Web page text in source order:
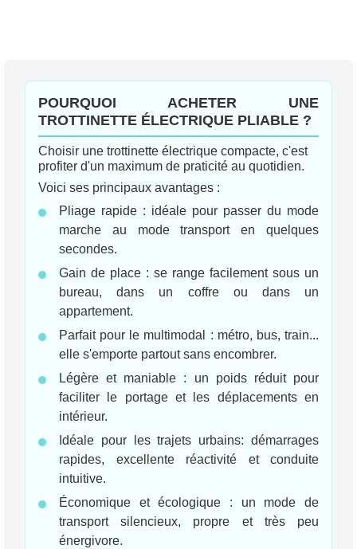
POURQUOI ACHETER UNE
TROTTINETTE ÉLECTRIQUE PLIABLE ?
Choisir une trottinette électrique compacte, c'est
profiter d'un maximum de praticité au quotidien.
Voici ses principaux avantages :
Pliage rapide : idéale pour passer du mode
marche au mode transport en quelques
secondes.
Gain de place : se range facilement sous un
bureau, dans un coffre ou dans un
appartement.
Parfait pour le multimodal : métro, bus, train...
elle s'emporte partout sans encombrer.
Légère et maniable : un poids réduit pour
faciliter le portage et les déplacements en
intérieur.
Idéale pour les trajets urbains: démarrages
rapides, excellente réactivité et conduite
intuitive.
Économique et écologique : un mode de
transport silencieux, propre et très peu
énergivore.